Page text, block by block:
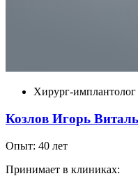
Хирург-имплантолог
Козлов Игорь
Опыт: 40 лет
Принимает в клиниках: